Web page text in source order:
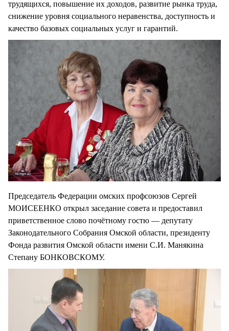
трудящихся, повышение их доходов, развитие рынка труда,
снижение уровня социального неравенства, доступность и
качество базовых социальных услуг и гарантий.
Председатель Федерации омских профсоюзов Сергей
МОИСЕЕНКО открыл заседание совета и предоставил
приветственное слово почётному гостю — депутату
Законодательного Собрания Омской области, президенту
Фонда развития Омской области имени С.И. Манякина
Степану БОНКОВСКОМУ.